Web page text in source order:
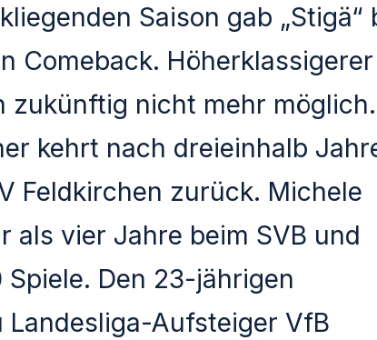
Saison gab „Stigä“
Comeback. Höherklassigerer
zukünftig nicht mehr möglich.
kehrt nach dreieinhalb
Feldkirchen zurück. Michele
als vier Jahre beim SVB und
Den 23-jährigen
Aufsteiger VfB